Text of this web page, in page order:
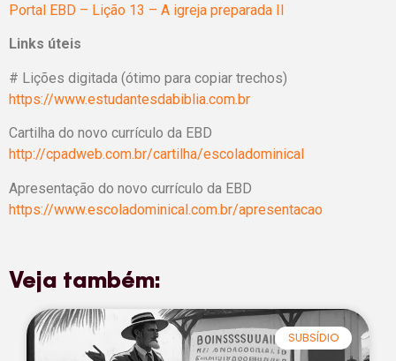
Portal EBD – Lição 13 – A igreja preparada II
Links úteis
# Lições digitada (ótimo para copiar trechos)
https://www.estudantesdabiblia.com.br
Cartilha do novo currículo da EBD
http://cpadweb.com.br/cartilha/escoladominical
Apresentação do novo currículo da EBD
https://www.escoladominical.com.br/apresentacao
Veja também:
SUBSÍDIO